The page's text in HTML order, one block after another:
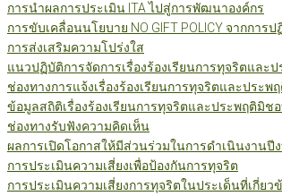
การนำผลการประเมิน ITA ไปสู่การพัฒนาองค์กร
การขับเคลื่อนนโยบาย NO GIFT POLICY จากก
การส่งเสริมความโปร่งใส
แนวปฏิบัติการจัดการเรื่องร้องเรียนการทุจริตและ
ช่องทางการแจ้งเรื่องร้องเรียนการทุจริตและประพ
ข้อมูลสถิติเรื่องร้องเรียนการทุจริตและประพฤติมิช
ช่องทางรับฟังความคิดเห็น
ผลการเปิดโอกาสให้มีส่วนร่วมในการดำเนินงานปี
การประเมินความเสี่ยงเพื่อป้องกันการทุจริต
การประเมินความเสี่ยงการทุจริตในประเด็นที่เกี่ย